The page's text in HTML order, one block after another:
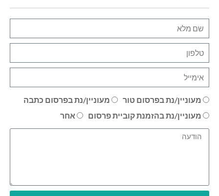
מעוניין/נת בפרסום טור
מעוניין/נת בפרסום כתבה
מעוניין/נת בהזמנת קוביית פרסום
אחר